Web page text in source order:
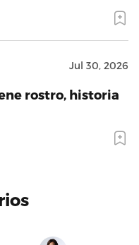
Jul 30, 2026
rostro, historia